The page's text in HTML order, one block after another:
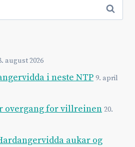
august 2026
i neste NTP 9. april
overgang for villreinen 20.
aukar og